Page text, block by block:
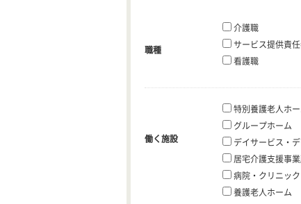
職種
介護職
サービス提供責
看護職
働く施設
特別養護老人ホ
グループホーム
デイサービス・
居宅介護支援事
病院・クリニック
養護老人ホーム